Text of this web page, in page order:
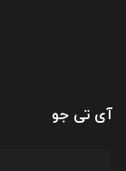
آی تی جو